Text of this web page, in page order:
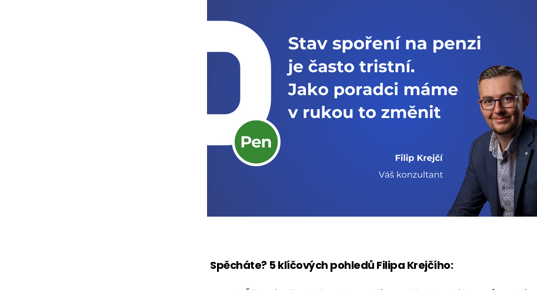
Spěcháte? 5 klíčových pohledů Filipa Krejčího: